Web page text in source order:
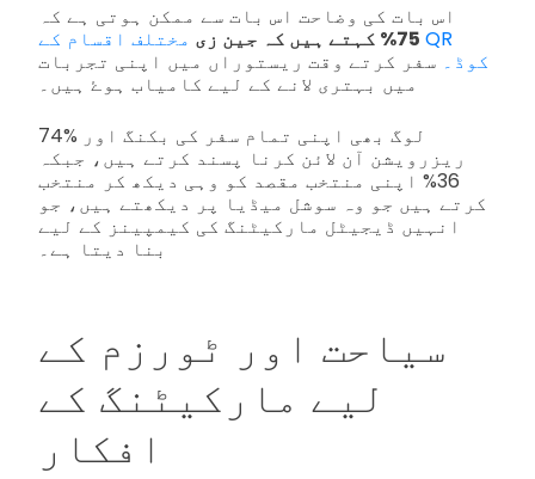
اس بات کی وضاحت اس بات سے ممکن ہوتی ہے کہ
75% کہتے ہیں کہ جین زی
مختلف اقسام کے QR
کوڈ۔ سفر کرتے وقت ریستوراں میں اپنی تجربات
میں بہتری لانے کے لیے کامیاب ہوۓ ہیں۔
74% لوگ بھی اپنی تمام سفر کی بکنگ اور
ریزرویشن آن لائن کرنا پسند کرتے ہیں، جبکہ
36% اپنی منتخب مقصد کو وہی دیکھ کر منتخب
کرتے ہیں جو وہ سوشل میڈیا پر دیکھتے ہیں، جو
انہیں ڈیجیٹل مارکیٹنگ کی کیمپینز کے لیے
بنا دیتا ہے۔
سیاحت اور ٹورزم کے
لیے مارکیٹنگ کے
افکار